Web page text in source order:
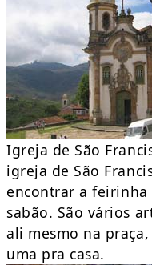
Igreja de São
igreja de São
encontrar a feirinha
sabão. São vários
ali mesmo na
uma pra casa.